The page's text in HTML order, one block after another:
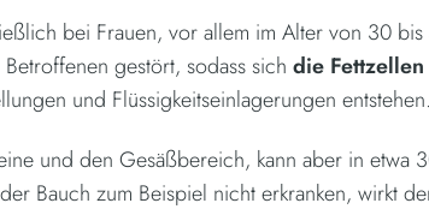
bei Frauen, vor allem im Alter von 30 bis
gestört, sodass sich die
und Flüssigkeitseinlagerungen entstehen.
und den Gesäßbereich, kann aber in etwa
Bauch zum Beispiel nicht erkranken, wirkt